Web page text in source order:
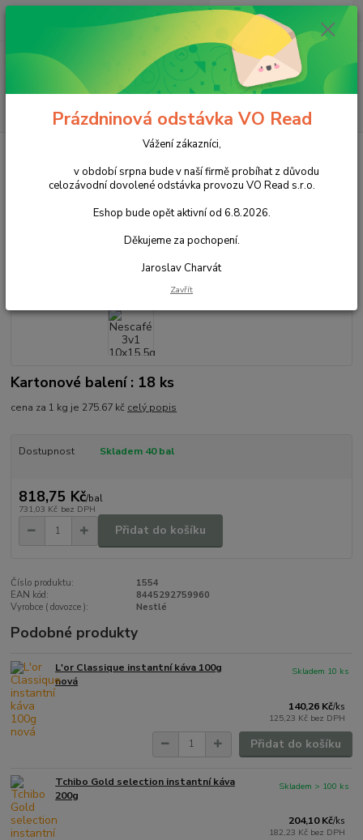
Po - Pá 8 - 14h
ks
za 0,00 Kč
Káva instantní
Nescafé 3v1 10x15,5g SÁČEK cena za
Nescafé 3v1 10x15,5g SÁČEK
cena za kartonové balení
Kartonové balení : 18 ks
cena za 1 kg je 275.67 kč celý popis
Dostupnost Skladem 40 bal
818,75 Kč/bal
731,03 Kč bez DPH
Přidat do košíku
Číslo produktu:
1554
EAN kód:
8445292759960
Vyrobce ( dovozce ):
Nestlé
Podobné produkty
L'or Classique instantní káva 100g
nová
140,26 Kč/ks
125,23 Kč bez DPH
Skladem 10 ks
Přidat do košíku
Tchibo Gold selection instantní káva
200g
204,10 Kč/ks
182,23 Kč bez DPH
Skladem > 100 ks
Prázdninová odstávka VO Read
Vážení zákazníci,
v období srpna bude v naší firmě probíhat z důvodu
celozávodní dovolené odstávka provozu VO Read s.r.o.
Eshop bude opět aktivní od 6.8.2026.
Děkujeme za pochopení.
Jaroslav Charvát
Zavřít